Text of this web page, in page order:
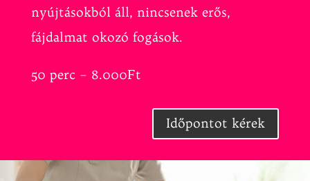
nyújtásokból áll, nincsenek erős,
fájdalmat okozó fogások.
50 perc – 8.000Ft
Időpontot kérek